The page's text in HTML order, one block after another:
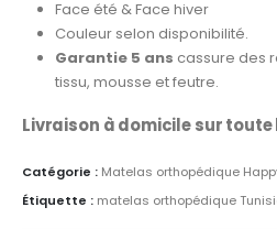
Face été & Face hiver
Couleur selon disponibilité.
Garantie 5 ans cassure des
tissu, mousse et feutre.
Livraison à domicile sur toute
Catégorie : Matelas orthopédique
Étiquette : matelas orthopédique